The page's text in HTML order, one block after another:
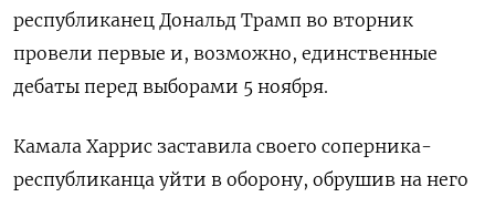
республиканец Дональд Трамп во вторник
провели первые и, возможно, единственные
дебаты перед выборами 5 ноября.
Камала Харрис заставила своего соперника-
республиканца уйти в оборону, обрушив на него